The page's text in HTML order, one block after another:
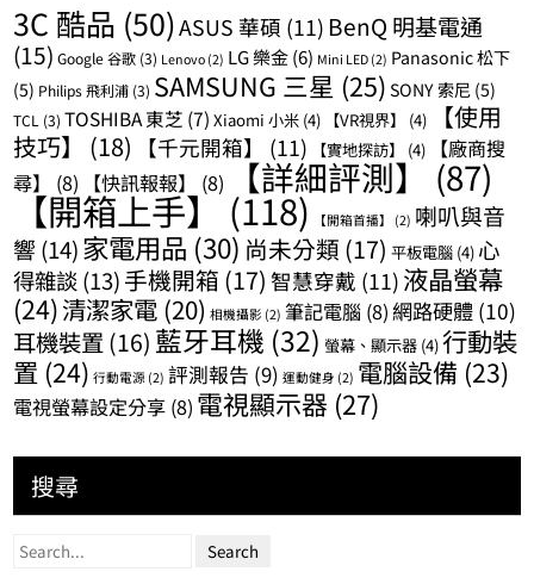
3C 酷品 (50)ASUS 華碩 (11) BenQ 明基電通
(15) Google 谷歌 (3) Lenovo (2) LG 樂金(6) Mini LED (2) Panasonic 松下
(5) Philips 飛利浦 (3) SAMSUNG 三星 (25) SONY 索尼 (5)
TCL (3) TOSHIBA 東芝 (7) Xiaomi 小米 (4) 【VR視界】 (4)
【使用
技巧】
(18) 【千元開箱】 (11) 【實地探訪】 (4)
【廠商搜
尋】
(8) 【快訊報報】 (8) 【詳細評測】 (87)
【開箱上手】(118) 【開箱首播】 (2) 喇叭與音
響 (14)家電用品 (30) 尚未分類 (17) 平板電腦 (4) 心
得雜談 (13)手機開箱 (17) 智慧穿戴 (11) 液晶螢幕
(24)清潔家電 (20) 相機攝影 (2) 筆記電腦 (8)網路硬體 (10)
耳機裝置 (16) 藍牙耳機 (32) 螢幕、顯示器 (4)行動裝
置 (24) 行動電源 (2) 評測報告 (9) 運動健身 (2) 電腦設備 (23)
電視螢幕設定分享 (8) 電視顯示器 (27)
搜尋